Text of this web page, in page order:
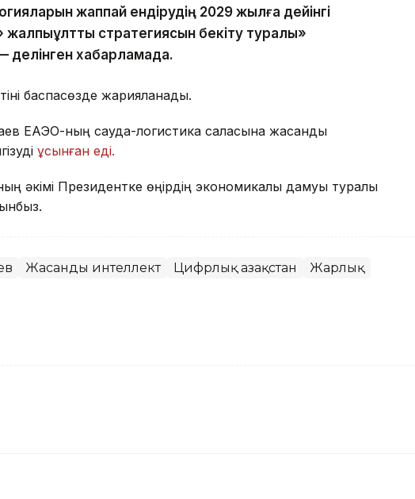
жаппай ендірудің 2029 жылға дейінгі
стратегиясын бекіту туралы»
— делінген хабарламада.
баспасөзде жарияланады.
ЕАЭО-ның сауда-логистика саласына жасанды
ұсынған еді.
әкімі Президентке өңірдің экономикалық дамуы туралы
Жасанды интеллект Цифрлық Қазақстан
Жарлық